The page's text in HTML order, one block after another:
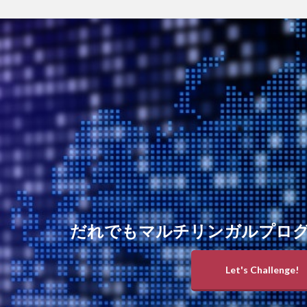
だれでもマルチリンガルプロ
Let's Challenge!